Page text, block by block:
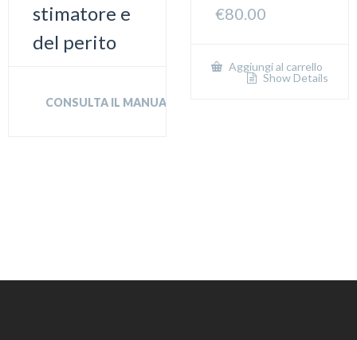
stimatore e
del perito
CONSULTA IL MANUALE SU AMAZON
€80.00
Aggiungi al carrello
Show Details